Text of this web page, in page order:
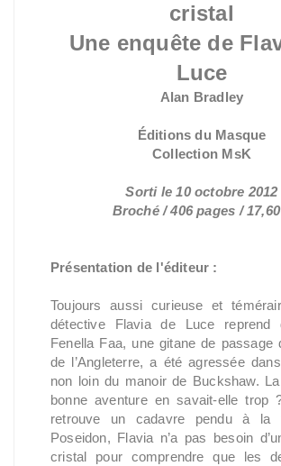
cristal
Une enquête de
Luce
Alan Bradley
Éditions du Masque
Collection MsK
Sorti le 10 octobre 2012
Broché / 406 pages /
Présentation de l'éditeur :
Toujours aussi curieuse et
détective Flavia de Luce reprend
Fenella Faa, une gitane de passage
de l’Angleterre, a été agressée
non loin du manoir de Buckshaw.
bonne aventure en savait-elle trop
retrouve un cadavre pendu à la
Poseidon, Flavia n’a pas besoin
cristal pour comprendre que les